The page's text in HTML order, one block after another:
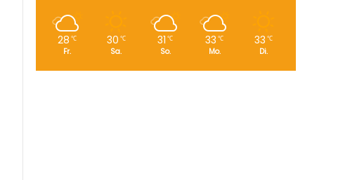
28 ℃
Fr.
30 ℃
Sa.
31 ℃
So.
33 ℃
Mo.
33 ℃
Di.